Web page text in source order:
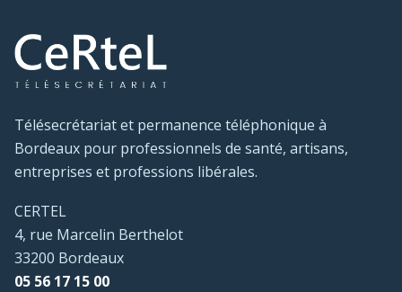
Télésecrétariat et permanence téléphonique à
Bordeaux pour professionnels de santé, artisans,
entreprises et professions libérales.
CERTEL
4, rue Marcelin Berthelot
33200 Bordeaux
05 56 17 15 00